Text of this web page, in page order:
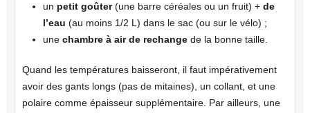
un petit goûter(une barre céréales ou un fruit) + de
l’eau (au moins 1/2 L) dans le sac (ou sur le vélo) ;
une chambre à air de rechangede la bonne taille.
Quand les températures baisseront, il faut impérativement
avoir des gants longs (pas de mitaines), un collant, et une
polaire comme épaisseur supplémentaire. Par ailleurs, une